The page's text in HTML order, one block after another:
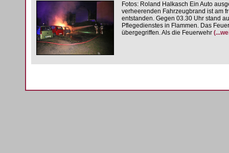
Fotos: Roland Halkasch Ein Auto
verheerenden Fahrzeugbrand ist am
entstanden. Gegen 03.30 Uhr stand
Pflegedienstes in Flammen. Das
übergegriffen. Als die Feuerwehr